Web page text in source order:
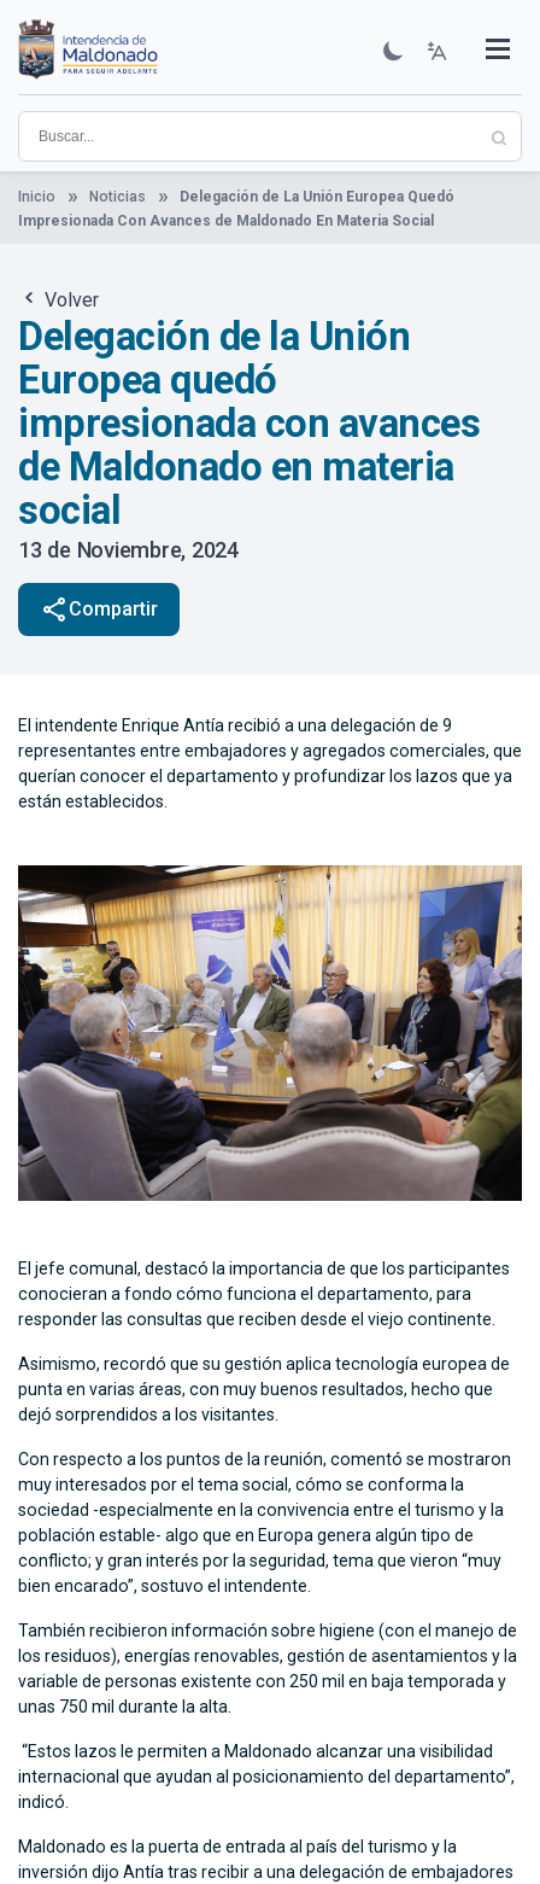
contenido
principal
Institucional
Municipios
Descubre Maldonado
Comunicación
Servicios
Guía De Trámites
Ver Noticias
Inicio Noticias
Delegación de La Unión Europea Quedó
Impresionada Con Avances de Maldonado En Materia Social
Volver
Delegación de la Unión
Europea quedó
impresionada con avances
de Maldonado en materia
social
13 de Noviembre, 2024
share Compartir
El intendente Enrique Antía recibió a una delegación de 9
representantes entre embajadores y agregados comerciales, que
querían conocer el departamento y profundizar los lazos que ya
están establecidos.
El jefe comunal, destacó la importancia de que los participantes
conocieran a fondo cómo funciona el departamento, para
responder las consultas que reciben desde el viejo continente.
Asimismo, recordó que su gestión aplica tecnología europea de
punta en varias áreas, con muy buenos resultados, hecho que
dejó sorprendidos a los visitantes.
Con respecto a los puntos de la reunión, comentó se mostraron
muy interesados por el tema social, cómo se conforma la
sociedad -especialmente en la convivencia entre el turismo y la
población estable- algo que en Europa genera algún tipo de
conflicto; y gran interés por la seguridad, tema que vieron “muy
bien encarado”, sostuvo el intendente.
También recibieron información sobre higiene (con el manejo de
los residuos), energías renovables, gestión de asentamientos y la
variable de personas existente con 250 mil en baja temporada y
unas 750 mil durante la alta.
“Estos lazos le permiten a Maldonado alcanzar una visibilidad
internacional que ayudan al posicionamiento del departamento”,
indicó.
Maldonado es la puerta de entrada al país del turismo y la
inversión dijo Antía tras recibir a una delegación de embajadores